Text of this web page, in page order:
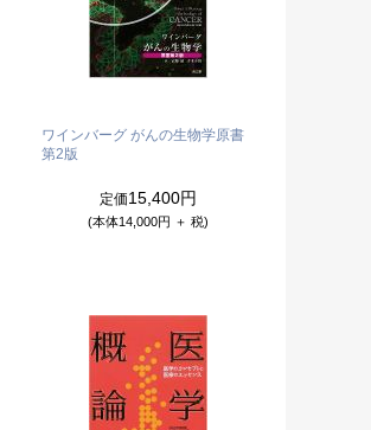
ワインバーグ がんの生物学原書
第2版
定価15,400円
(本体14,000円 ＋ 税)